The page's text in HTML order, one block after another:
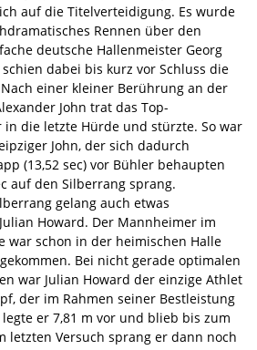
auf die Titelverteidigung. Es wurde
Rennen über den
deutsche Hallenmeister Georg
dabei bis kurz vor Schluss die
einer kleiner Berührung an der
John trat das Top-
die letzte Hürde und stürzte. So war
John, der sich dadurch
(13,52 sec) vor Bühler behaupten
auf den Silberrang sprang.
gelang auch etwas
Howard. Der Mannheimer im
war schon in der heimischen Halle
Bei nicht gerade optimalen
war Julian Howard der einzige Athlet
der im Rahmen seiner Bestleistung
er 7,81 m vor und blieb bis zum
letzten Versuch sprang er dann noch